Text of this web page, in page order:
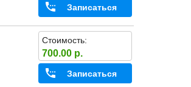
Записаться
Стоимость:
700.00 р.
Записаться